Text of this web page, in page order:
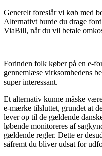
Generelt foreslår vi køb med
Alternativt burde du drage
ViaBill, når du vil betale
Forinden folk køber på en e-
gennemlæse virksomhedens
super interessant.
Et alternativ kunne måske
e-mærke tilsluttet, grundet at
lever op til de gældende
løbende monitoreres af
gældende regler. Dette er
såfremt du bliver udsat for